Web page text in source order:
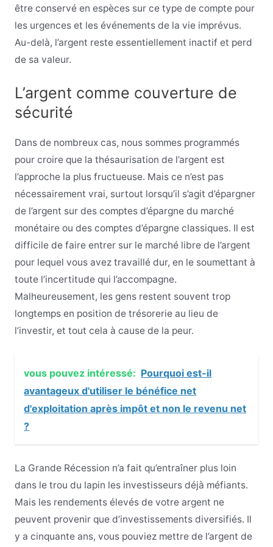
être conservé en espèces sur ce type de compte pour
les urgences et les événements de la vie imprévus.
Au-delà, l’argent reste essentiellement inactif et perd
de sa valeur.
L’argent comme couverture de
sécurité
Dans de nombreux cas, nous sommes programmés
pour croire que la thésaurisation de l’argent est
l’approche la plus fructueuse. Mais ce n’est pas
nécessairement vrai, surtout lorsqu’il s’agit d’épargner
de l’argent sur des comptes d’épargne du marché
monétaire ou des comptes d’épargne classiques. Il est
difficile de faire entrer sur le marché libre de l’argent
pour lequel vous avez travaillé dur, en le soumettant à
toute l’incertitude qui l’accompagne.
Malheureusement, les gens restent souvent trop
longtemps en position de trésorerie au lieu de
l’investir, et tout cela à cause de la peur.
vous pouvez intéressé: Pourquoi est-il
avantageux d'utiliser le bénéfice net
d'exploitation après impôt et non le revenu net
?
La Grande Récession n’a fait qu’entraîner plus loin
dans le trou du lapin les investisseurs déjà méfiants.
Mais les rendements élevés de votre argent ne
peuvent provenir que d’investissements diversifiés. Il
y a cinquante ans, vous pouviez mettre de l’argent de